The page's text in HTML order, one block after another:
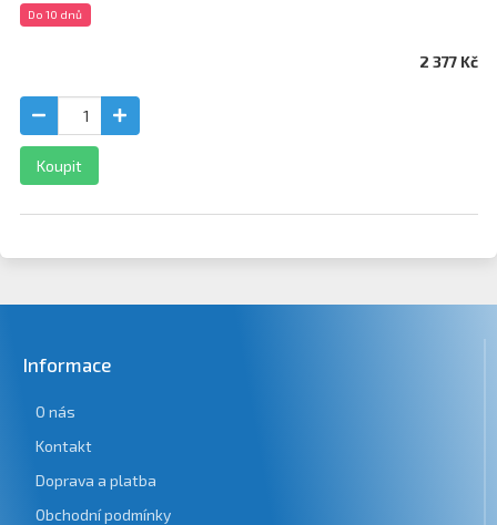
Do 10 dnů
2 377 Kč
Koupit
Informace
O nás
Kontakt
Doprava a platba
Obchodní podmínky